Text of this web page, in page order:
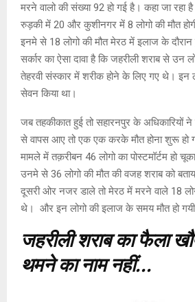
मरने वालो की संख्या 92 हो गई है। कहा जा रहा
रुड़की में 20 और कुशीनगर में 8 लोगो की मौत
इनमे से 18 लोगो की मौत मेरठ में इलाज के
सर्कार का ऐसा दावा है कि जहरीली शराब से उन
तेहरवी संस्कार में शरीक होने के लिए गए थे। इन
सेवन किया था।
जब तहकीकात हुई तो सहारनपुर के अधिकारियों
से वापस आए तो एक एक करके मौत होना शुरू हो
मामले में तक़रीबन 46 लोगो का पोस्टमॉर्टम हो
उनमे से 36 लोगो की मौत की वजह शराब को
दूसरी ओर नजर डाले तो मेरठ में मरने वाले 18
थे। और इन लोगो की इलाज के समय मौत हो
जहरीली शराब का फैला
थमने का नाम नहीं…